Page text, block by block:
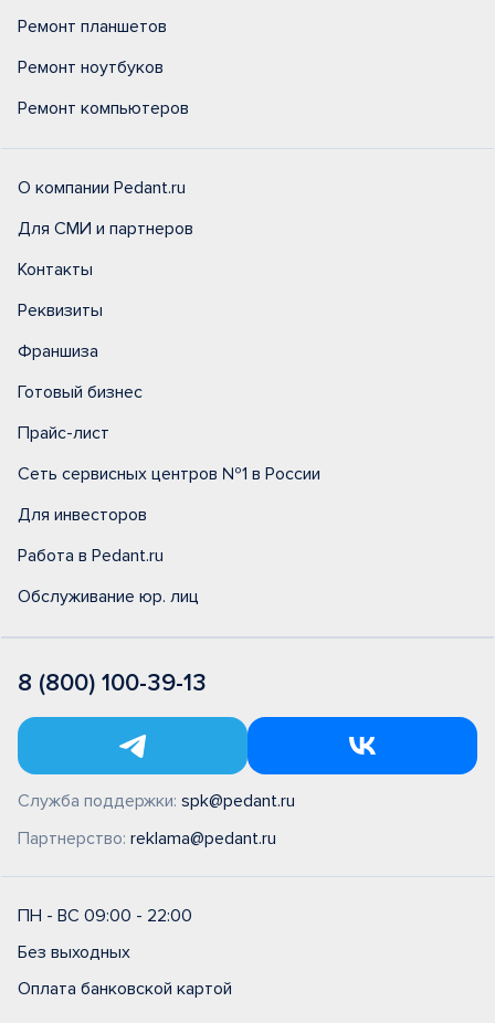
Ремонт планшетов
Ремонт ноутбуков
Ремонт компьютеров
О компании Pedant.ru
Для СМИ и партнеров
Контакты
Реквизиты
Франшиза
Готовый бизнес
Прайс-лист
Сеть сервисных центров №1 в России
Для инвесторов
Работа в Pedant.ru
Обслуживание юр. лиц
8 (800) 100-39-13
Служба поддержки: spk@pedant.ru
Партнерство: reklama@pedant.ru
ПН - ВС 09:00 - 22:00
Без выходных
Оплата банковской картой